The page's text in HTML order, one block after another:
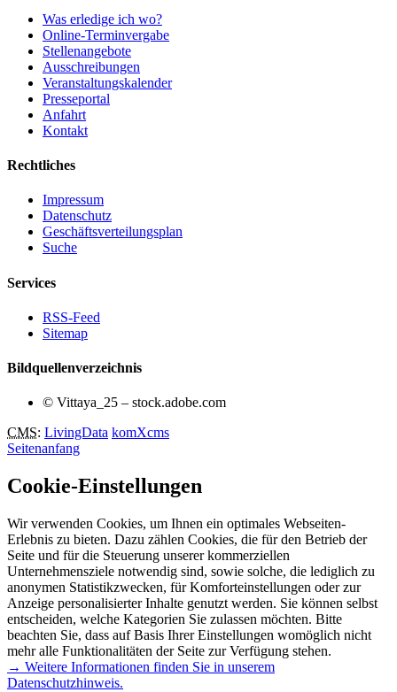
Was erledige ich wo?
Online-Terminvergabe
Stellenangebote
Ausschreibungen
Veranstaltungskalender
Presseportal
Anfahrt
Kontakt
Rechtliches
Impressum
Datenschutz
Geschäftsverteilungsplan
Suche
Services
RSS-Feed
Sitemap
Bildquellenverzeichnis
© Vittaya_25 – stock.adobe.com
CMS: LivingData komXcms
Seitenanfang
Cookie-Einstellungen
Wir verwenden Cookies, um Ihnen ein optimales Webseiten-
Erlebnis zu bieten. Dazu zählen Cookies, die für den Betrieb der
Seite und für die Steuerung unserer kommerziellen
Unternehmensziele notwendig sind, sowie solche, die lediglich zu
anonymen Statistikzwecken, für Komforteinstellungen oder zur
Anzeige personalisierter Inhalte genutzt werden. Sie können selbst
entscheiden, welche Kategorien Sie zulassen möchten. Bitte
beachten Sie, dass auf Basis Ihrer Einstellungen womöglich nicht
mehr alle Funktionalitäten der Seite zur Verfügung stehen.
→ Weitere Informationen finden Sie in unserem
Datenschutzhinweis.